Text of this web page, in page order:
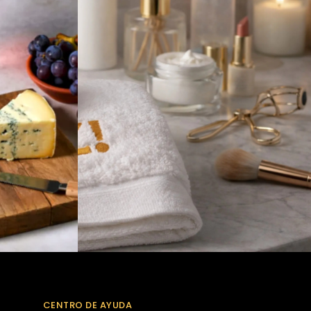
CENTRO DE AYUDA